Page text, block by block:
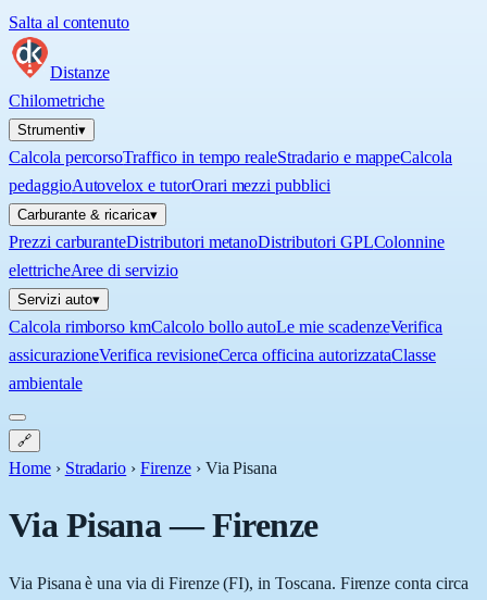
Salta al contenuto
Distanze
Chilometriche
Strumenti▾
Calcola percorsoTraffico in tempo realeStradario e mappeCalcola
pedaggioAutovelox e tutorOrari mezzi pubblici
Carburante & ricarica▾
Prezzi carburanteDistributori metanoDistributori GPLColonnine
elettricheAree di servizio
Servizi auto▾
Calcola rimborso kmCalcolo bollo autoLe mie scadenzeVerifica
assicurazioneVerifica revisioneCerca officina autorizzataClasse
ambientale
🔗
Home › Stradario › Firenze › Via Pisana
Via Pisana—Firenze
Via Pisana è una via di Firenze (FI), in Toscana. Firenze conta circa